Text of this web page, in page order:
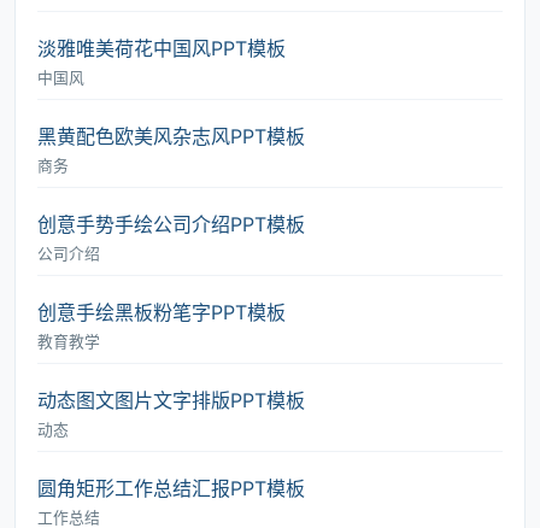
淡雅唯美荷花中国风PPT模板
中国风
黑黄配色欧美风杂志风PPT模板
商务
创意手势手绘公司介绍PPT模板
公司介绍
创意手绘黑板粉笔字PPT模板
教育教学
动态图文图片文字排版PPT模板
动态
圆角矩形工作总结汇报PPT模板
工作总结